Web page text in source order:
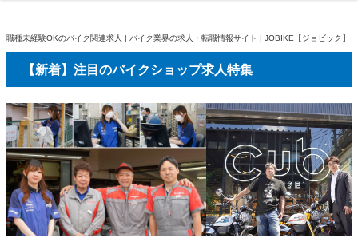
職種未経験OKのバイク関連求人 | バイク業界の求人・転職情報サイト | JOBIKE【ジョビック】
【新着】注目のバイクショップ求人特集